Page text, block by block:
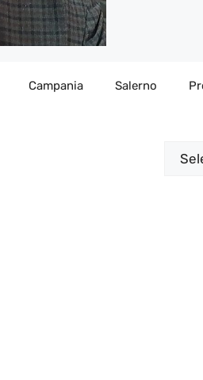
Campania Salerno